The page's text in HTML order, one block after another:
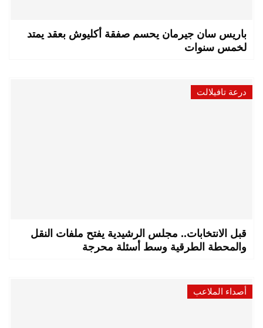
باريس سان جيرمان يحسم صفقة أكليوش بعقد يمتد
لخمس سنوات
درعة تافيلالت
قبل الانتخابات.. مجلس الرشيدية يفتح ملفات النقل
والمحطة الطرقية وسط أسئلة محرجة
أصداء الملاعب